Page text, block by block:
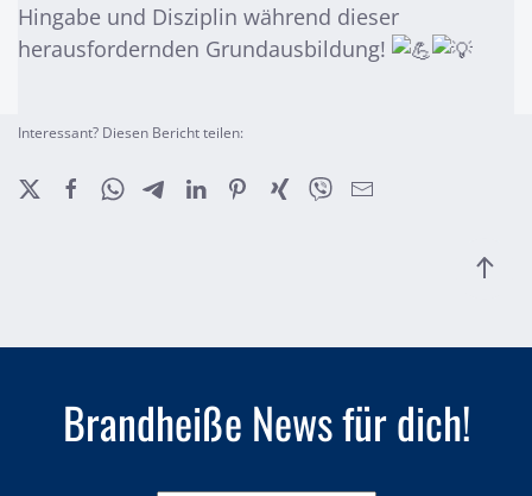
Hingabe und Disziplin während dieser
herausfordernden Grundausbildung!
Interessant? Diesen Bericht teilen:
Brandheiße News für dich!